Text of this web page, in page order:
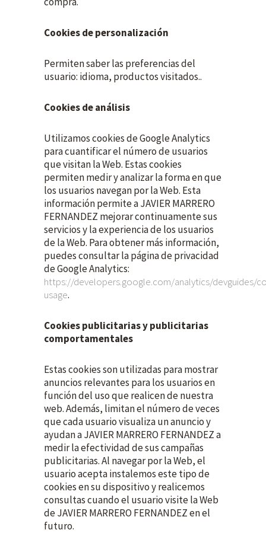
Cookies de personalización
Permiten saber las preferencias del
usuario: idioma, productos visitados..
Cookies de análisis
Utilizamos cookies de Google Analytics
para cuantificar el número de usuarios
que visitan la Web. Estas cookies
permiten medir y analizar la forma en que
los usuarios navegan por la Web. Esta
información permite a JAVIER MARRERO
FERNANDEZ mejorar continuamente sus
servicios y la experiencia de los usuarios
de la Web. Para obtener más información,
puedes consultar la página de privacidad
de Google Analytics:
https://developers.google.com/analytics/devguides/
usage.
Cookies publicitarias y publicitarias
comportamentales
Estas cookies son utilizadas para mostrar
anuncios relevantes para los usuarios en
función del uso que realicen de nuestra
web. Además, limitan el número de veces
que cada usuario visualiza un anuncio y
ayudan a JAVIER MARRERO FERNANDEZ a
medir la efectividad de sus campañas
publicitarias. Al navegar por la Web, el
usuario acepta instalemos este tipo de
cookies en su dispositivo y realicemos
consultas cuando el usuario visite la Web
de JAVIER MARRERO FERNANDEZ en el
futuro.